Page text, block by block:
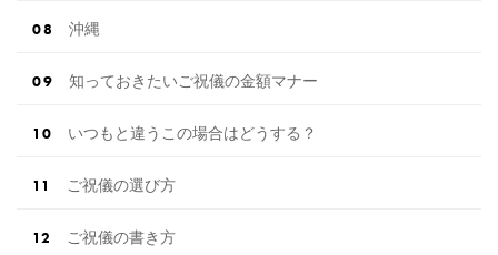
沖縄
知っておきたいご祝儀の金額マナー
いつもと違うこの場合はどうする？
ご祝儀の選び方
ご祝儀の書き方